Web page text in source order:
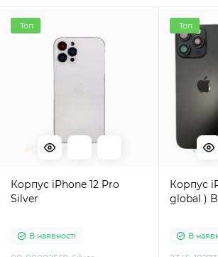
Топ
Корпус iPhone 12 Pro
Silver
В наявності
Топ
Корпус
global )
В